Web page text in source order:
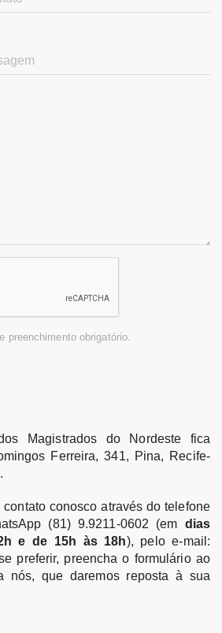
preenchimento obrigatório.
Magistrados do Nordeste fica
Ferreira, 341, Pina, Recife-
conosco através do telefone
(81) 9.9211-0602 (em dias
e de 15h às 18h), pelo e-mail:
preferir, preencha o formulário ao
nós, que daremos reposta à sua